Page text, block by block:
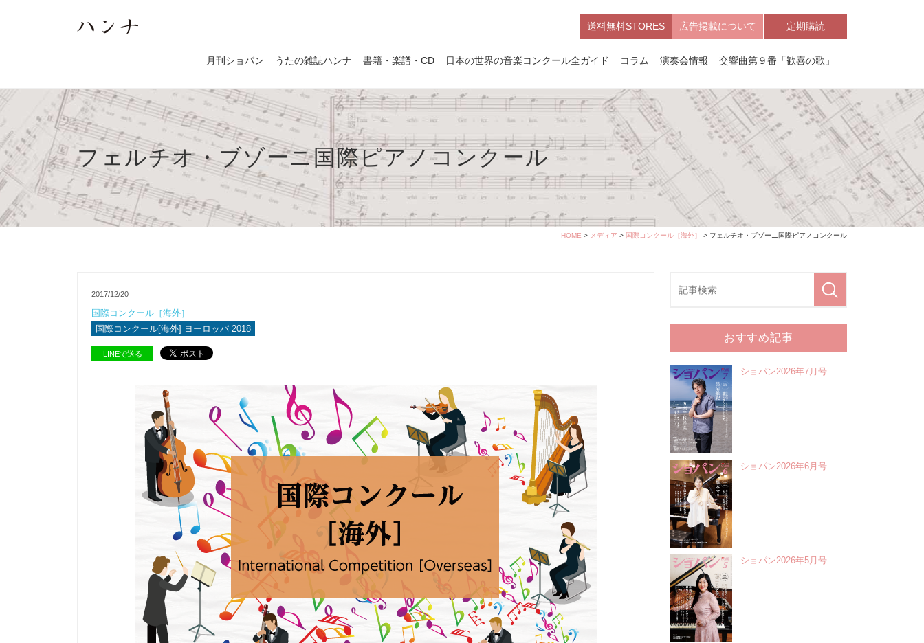
送料無料STORES 広告掲載について 定期購読
月刊ショパン うたの雑誌ハンナ 書籍・楽譜・CD 日本の世界の音楽コンクール全ガイド コラム 演奏会情報 交響曲第９番「歓喜の歌」
フェルチオ・ブゾーニ国際ピアノコンクール
HOME > メディア > 国際コンクール［海外］ > フェルチオ・ブゾーニ国際ピアノコンクール
2017/12/20
国際コンクール［海外］
国際コンクール[海外] ヨーロッパ 2018
LINEで送る
おすすめ記事
ショパン2026年7月号
ショパン2026年6月号
ショパン2026年5月号